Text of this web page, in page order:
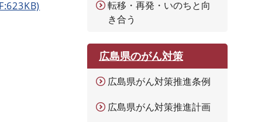
転移・再発・いのちと向
き合う
広島県のがん対策
広島県がん対策推進条例
広島県がん対策推進計画